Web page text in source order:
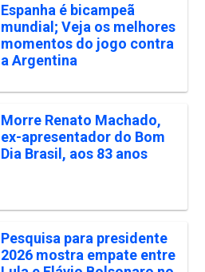
Espanha é bicampeã
mundial; Veja os melhores
momentos do jogo contra
a Argentina
Morre Renato Machado,
ex-apresentador do Bom
Dia Brasil, aos 83 anos
Pesquisa para presidente
2026 mostra empate entre